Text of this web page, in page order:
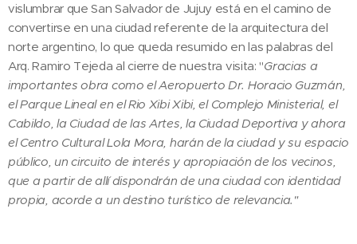
vislumbrar que San Salvador de Jujuy está en el camino de
convertirse en una ciudad referente de la arquitectura del
norte argentino, lo que queda resumido en las palabras del
Arq. Ramiro Tejeda al cierre de nuestra visita: "Gracias a
importantes obra como el Aeropuerto Dr. Horacio Guzmán,
el Parque Lineal en el Rio Xibi Xibi, el Complejo Ministerial, el
Cabildo, la Ciudad de las Artes, la Ciudad Deportiva y ahora
el Centro Cultural Lola Mora, harán de la ciudad y su espacio
público, un circuito de interés y apropiación de los vecinos,
que a partir de allí dispondrán de una ciudad con identidad
propia, acorde a un destino turístico de relevancia."